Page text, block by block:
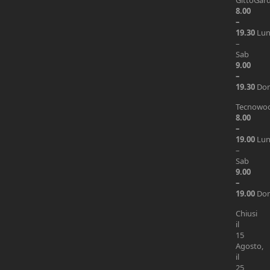
8.00
–
19.30 Lun
–
Sab
9.00
–
19.30
8.00
–
19.00 Lun
–
Sab
9.00
–
19.00
Chiusi
il
15
Agosto,
il
25